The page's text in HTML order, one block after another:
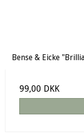
Bense & Eicke
99,00 DKK